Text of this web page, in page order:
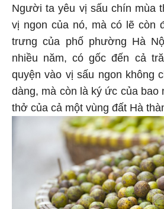
Người ta yêu vị sấu chín mùa
vị ngon của nó, mà có lẽ còn
trưng của phố phường Hà
nhiều năm, có gốc đến cả
quyện vào vị sấu ngon không
dàng, mà còn là ký ức của bao
thở của cả một vùng đất Hà